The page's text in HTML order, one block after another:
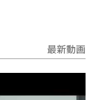
最新動画